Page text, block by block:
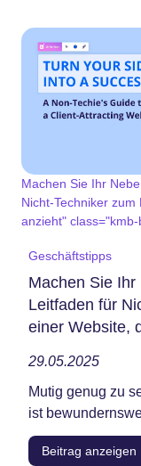
Machen Sie Ihr
Nicht-Techniker
anzieht"
Geschäftstipps
Machen Sie
Leitfaden für
einer Website,
29.05.2025
Mutig genug zu
ist
Beitrag anzeigen